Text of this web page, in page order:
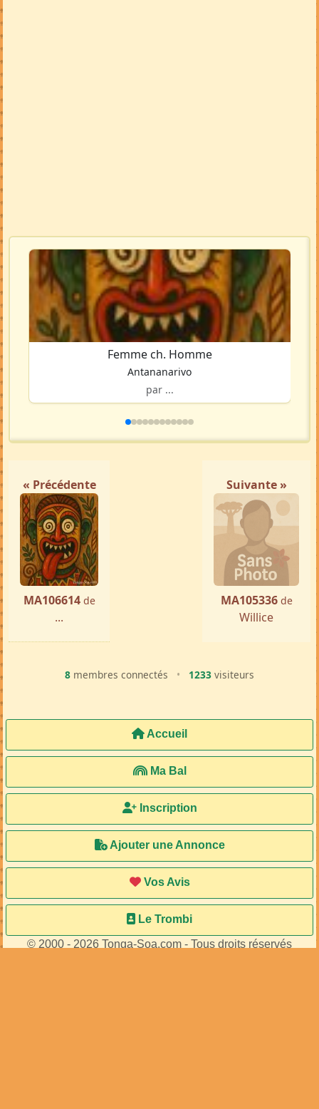
Femme ch. Homme
Antananarivo
par ...
« Précédente
MA106614 de
...
Suivante »
MA105336 de
Willice
8 membres connectés • 1233 visiteurs
Accueil
Ma Bal
Inscription
Ajouter une Annonce
Vos Avis
Le Trombi
© 2000 - 2026 Tonga-Soa.com - Tous droits réservés